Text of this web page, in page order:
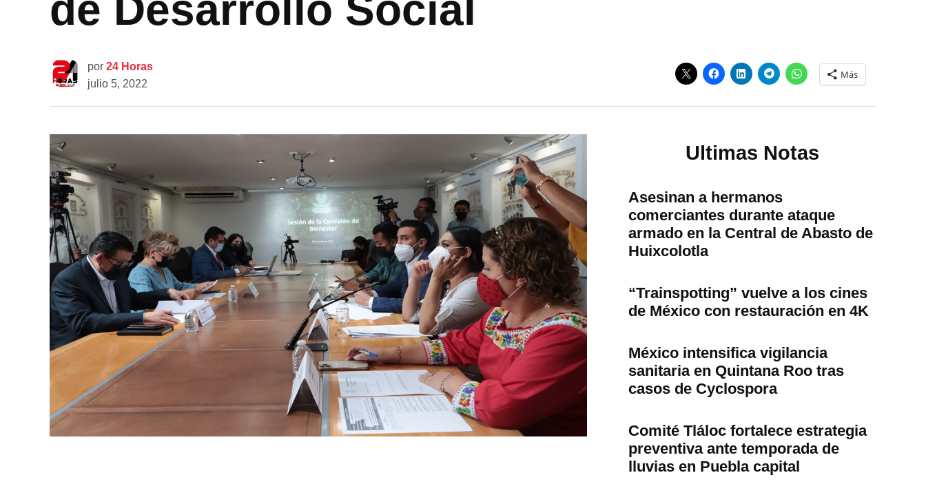
por 24 Horas
julio 5, 2022
Más
Ultimas Notas
Asesinan a hermanos
comerciantes durante ataque
armado en la Central de Abasto de
Huixcolotla
“Trainspotting” vuelve a los cines
de México con restauración en 4K
México intensifica vigilancia
sanitaria en Quintana Roo tras
casos de Cyclospora
Comité Tláloc fortalece estrategia
preventiva ante temporada de
lluvias en Puebla capital